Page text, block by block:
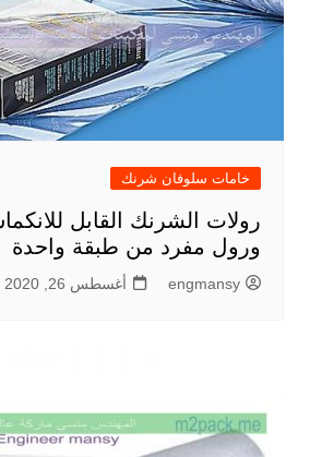
خامات سلوفان شرنك
رولات الشرنك القابل
ورول مفرد من طبقة واحدة
engmansy أغسطس 26, 2020